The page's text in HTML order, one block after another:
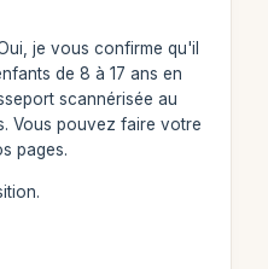
je vous confirme qu'il
de 8 à 17 ans en
scannérisée au
Vous pouvez faire votre
pages.